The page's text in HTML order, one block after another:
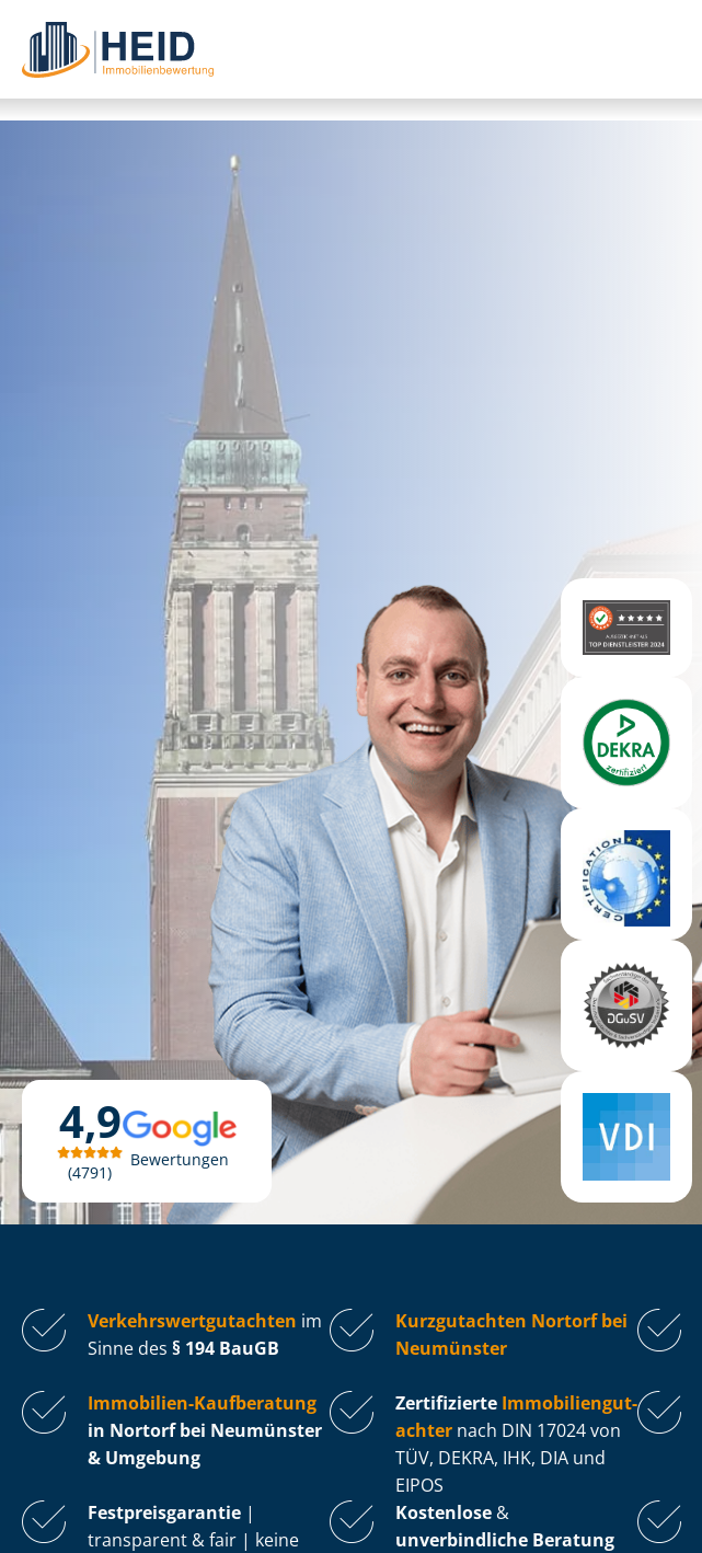
4,9
4791
Bewertungen
Ver­kehrs­wert­gut­ach­ten im
Sinne des § 194 BauGB
Kurzgutachten Nortorf bei
Neumünster
Immobilien-Kaufberatung
in Nortorf bei Neumünster
& Umgebung
Zertifizierte Im­mo­bi­li­en­gut­
ach­ter nach DIN 17024 von
TÜV, DEKRA, IHK, DIA und
EIPOS
Fest­preis­ga­ran­tie |
transparent & fair | keine
Kostenlose &
unverbindliche Beratung